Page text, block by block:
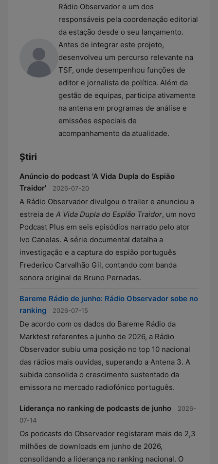
Rádio Observador e um dos
responsáveis pela coordenação editorial
da estação desde o seu lançamento.
Antes de integrar este projeto,
desenvolveu um percurso relevante na
TSF, onde desempenhou funções de
editor e jornalista de política. Além da
gestão de equipas, participa ativamente
na antena em programas de análise e
emissões especiais de
acompanhamento da atualidade.
Știri
Anúncio do podcast 'A Vida Dupla do Espião
Traidor'
2026-07-20
A Rádio Observador divulgou o trailer e anunciou a
estreia de A Vida Dupla do Espião Traidor, um novo
Podcast Plus em seis episódios narrado pelo ator
Ivo Canelas. A série documental detalha a
investigação e a captura do espião português
Frederico Carvalhão Gil, contando com banda
sonora original de Bruno Pernadas.
Bareme Rádio de junho: Rádio Observador sobe no
ranking
2026-07-15
De acordo com os dados do Bareme Rádio da
Marktest referentes a junho de 2026, a Rádio
Observador subiu uma posição no top 10 nacional
das rádios mais ouvidas, superando a Antena 3. A
subida consolida o crescimento sustentado da
emissora no mercado radiofónico português.
Liderança no ranking de podcasts de junho
2026-
07-14
Os podcasts do Observador registaram mais de 2,3
milhões de downloads em junho de 2026,
consolidando a liderança no ranking nacional. O